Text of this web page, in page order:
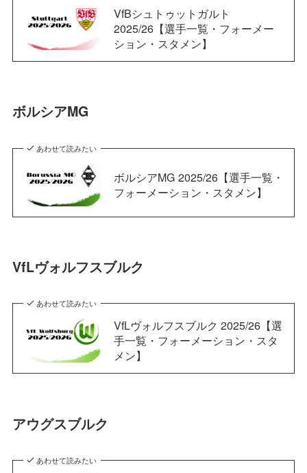
VfBシュトゥットガルト
2025/26【選手一覧・フォーメー
ション・スタメン】
ボルシアMG
あわせて読みたい
ボルシアMG 2025/26【選手一覧・
フォーメーション・スタメン】
VfLヴォルフスブルク
あわせて読みたい
VfLヴォルフスブルク 2025/26【選
手一覧・フォーメーション・スタ
メン】
アウグスブルク
あわせて読みたい